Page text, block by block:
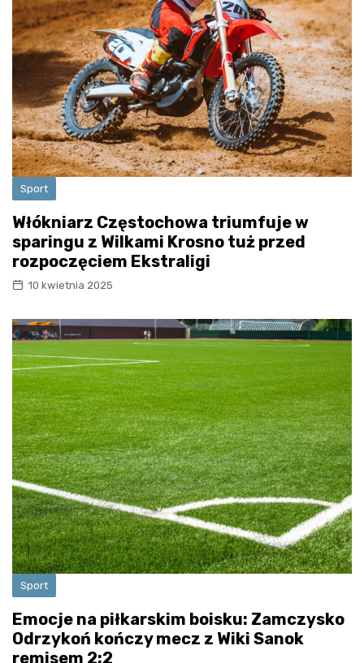
Sport
Włókniarz Częstochowa triumfuje w
sparingu z Wilkami Krosno tuż przed
rozpoczęciem Ekstraligi
10 kwietnia 2025
Sport
Emocje na piłkarskim boisku: Zamczysko
Odrzykoń kończy mecz z Wiki Sanok
remisem 2:2